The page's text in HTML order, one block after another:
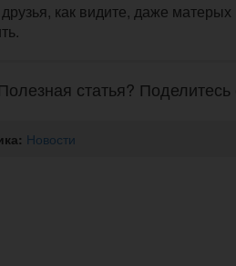
как видите, даже матерых
Полезная статья?
Новости